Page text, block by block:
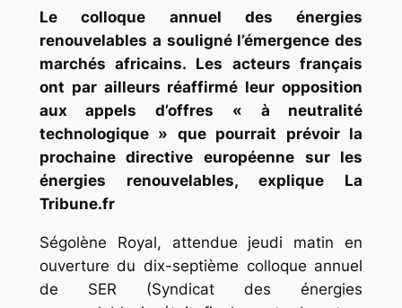
Le colloque annuel des énergies
renouvelables a souligné l’émergence des
marchés africains. Les acteurs français
ont par ailleurs réaffirmé leur opposition
aux appels d’offres « à neutralité
technologique » que pourrait prévoir la
prochaine directive européenne sur les
énergies renouvelables, explique La
Tribune.fr
Ségolène Royal, attendue jeudi matin en
ouverture du dix-septième colloque annuel
de SER (Syndicat des énergies